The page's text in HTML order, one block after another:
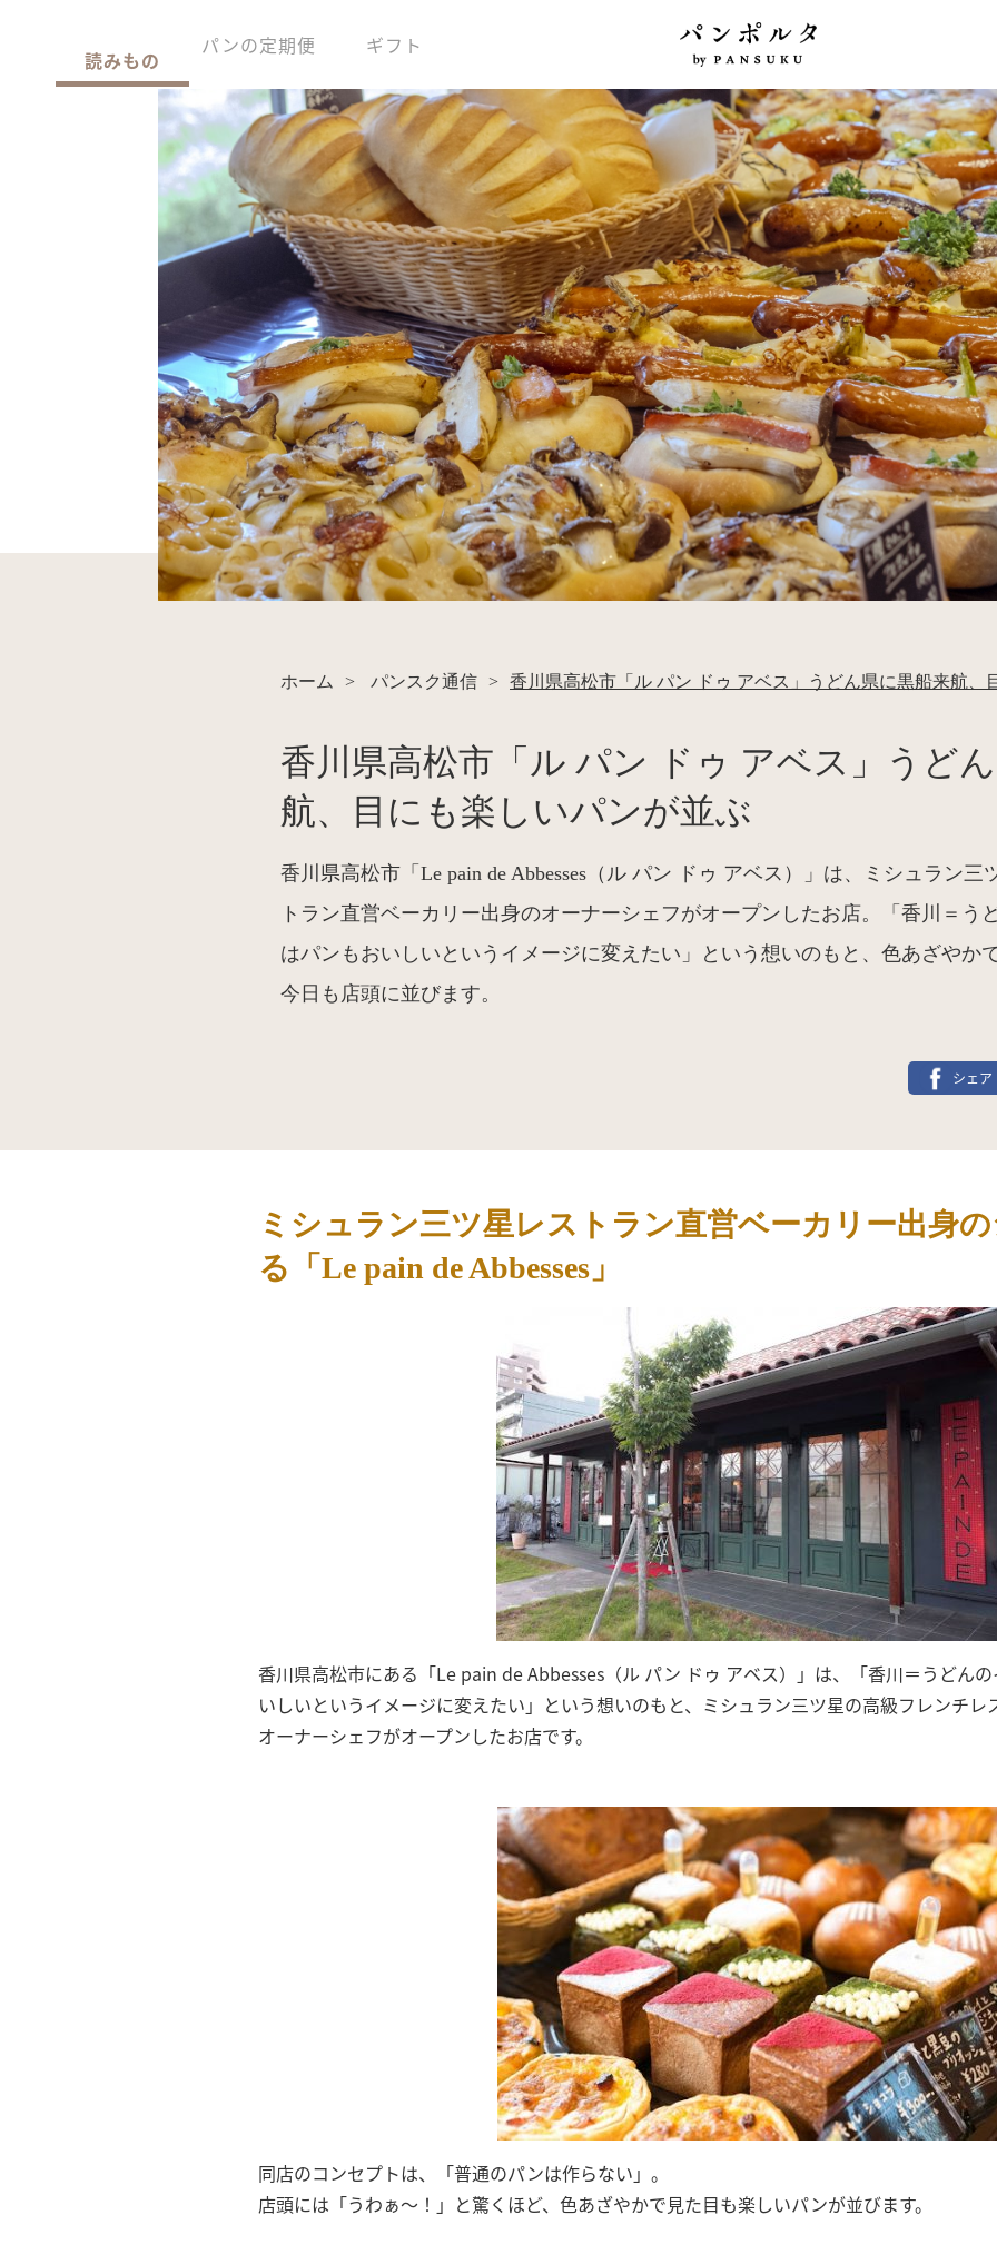
読みもの
パンの定期便 ギフト
ホーム > パンスク通信 > 香川県高松市「ル パン ドゥ アベス」うどん県に黒船来航、
香川県高松市「ル パン ドゥ アベス」うど
航、目にも楽しいパンが並ぶ
香川県高松市「Le pain de Abbesses（ル パン ドゥ アベス）」は、ミシュラン
トラン直営ベーカリー出身のオーナーシェフがオープンしたお店。「香川＝う
はパンもおいしいというイメージに変えたい」という想いのもと、色あざやか
今日も店頭に並びます。
シェア
ミシュラン三ツ星レストラン直営ベーカリー出身
る「Le pain de Abbesses」
香川県高松市にある「Le pain de Abbesses（ル パン ドゥ アベス）」は、「香川＝うどん
いしいというイメージに変えたい」という想いのもと、ミシュラン三ツ星の高級フレンチ
オーナーシェフがオープンしたお店です。
同店のコンセプトは、「普通のパンは作らない」。
店頭には「うわぁ〜！」と驚くほど、色あざやかで見た目も楽しいパンが並びます。